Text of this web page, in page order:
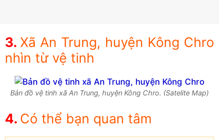
Xã An Trung, huyện Kông Chro
nhìn từ vệ tinh
Bản đồ vệ tinh xã An Trung, huyện Kông Chro. (Satelite Map)
Có thể bạn quan tâm